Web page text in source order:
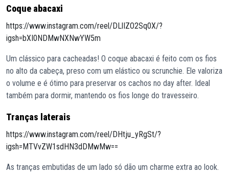
Coque abacaxi
https://www.instagram.com/reel/DLlIZO2Sq0X/?
igsh=bXI0NDMwNXNwYW5m
Um clássico para cacheadas! O coque abacaxi é feito com os fios
no alto da cabeça, preso com um elástico ou scrunchie. Ele valoriza
o volume e é ótimo para preservar os cachos no day after. Ideal
também para dormir, mantendo os fios longe do travesseiro.
Tranças laterais
https://www.instagram.com/reel/DHtju_yRgSt/?
igsh=MTVvZW1sdHN3dDMwMw==
As tranças embutidas de um lado só dão um charme extra ao look.